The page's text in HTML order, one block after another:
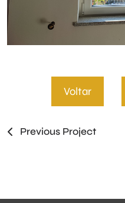
Voltar
Previous Project